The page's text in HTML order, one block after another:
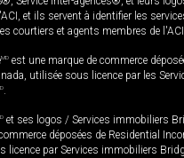
et ils servent à identifier les
courtiers et agents membres de
MD est une marque de commerce
utilisée sous licence par les
.
et ses logos / Services immobiliers
déposées de Residential
licence par Services immobiliers